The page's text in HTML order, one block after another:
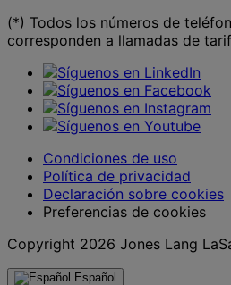
(*) Todos los números de
corresponden a llamadas de
Condiciones de uso
Política de privacidad
Declaración sobre cookies
Preferencias de cookies
Copyright 2026 Jones Lang
Español